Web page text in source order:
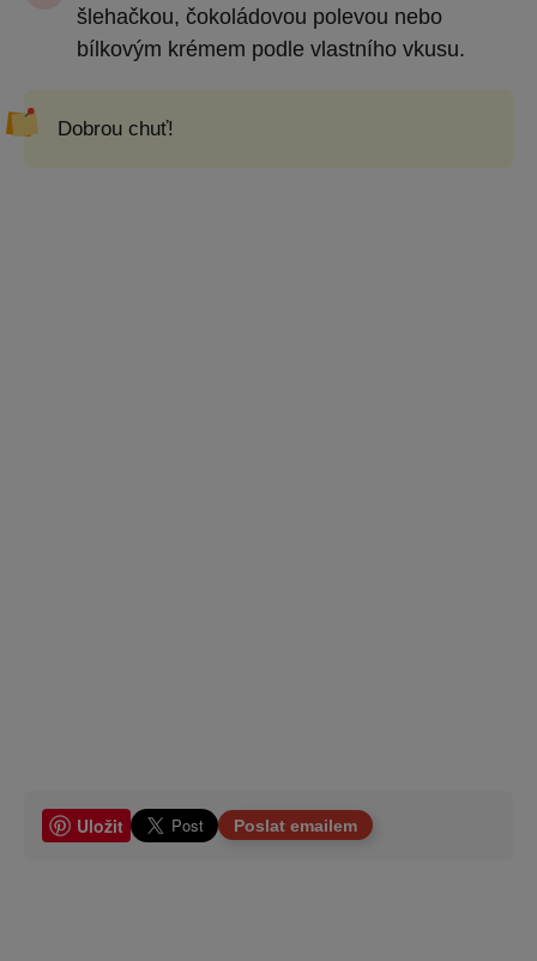
šlehačkou, čokoládovou polevou nebo
bílkovým krémem podle vlastního vkusu.
Dobrou chuť!
Uložit Poslat emailem